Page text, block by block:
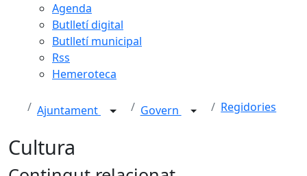
Agenda
Butlletí digital
Butlletí municipal
Rss
Hemeroteca
Ajuntament Govern Regidories
Cultura